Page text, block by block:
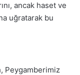
ancak haset ve
uğratarak bu
Peygamberimiz